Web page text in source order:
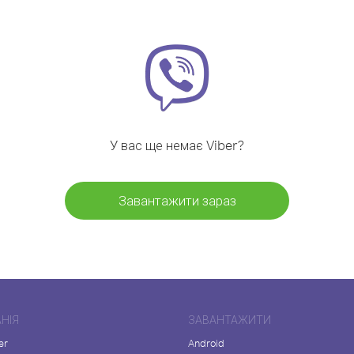
У вас ще немає Viber?
Завантажити зараз
ЗАВАНТАЖИТИ
Android